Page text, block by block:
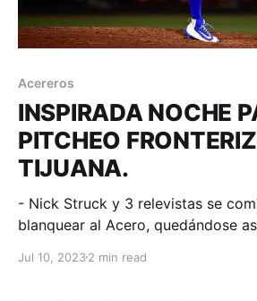
Acereros
INSPIRADA NOCHE
PITCHEO
TIJUANA.
- Nick Struck y 3 relevistas se
blanquear al Acero, quedándose
2023. Acereros-Comunicación. El
Jul 10, 20232 min read